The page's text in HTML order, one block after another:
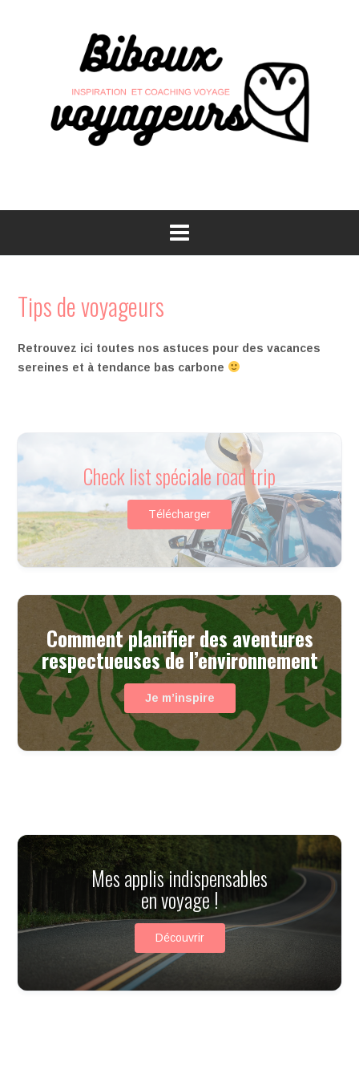
Tips de voyageurs
Retrouvez ici toutes nos astuces pour des vacances
sereines et à tendance bas carbone
Check list spéciale road trip
Télécharger
Comment planifier des aventures
respectueuses de l’environnement
Je m’inspire
Mes applis indispensables
en voyage !​
Découvrir